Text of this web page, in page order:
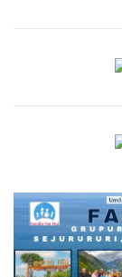
The form you